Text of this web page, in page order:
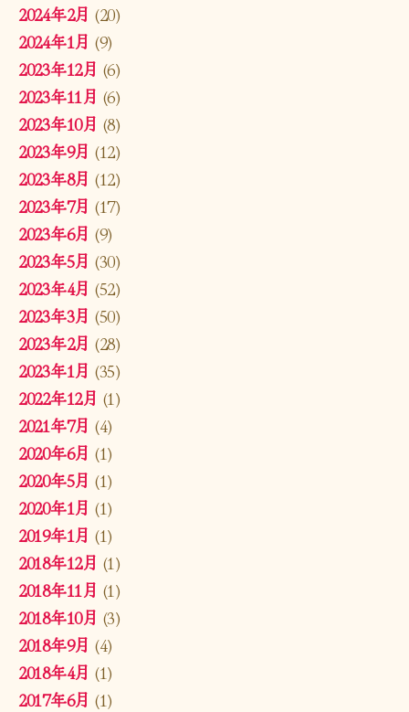
2024年2月 (20)
2024年1月 (9)
2023年12月 (6)
2023年11月 (6)
2023年10月 (8)
2023年9月 (12)
2023年8月 (12)
2023年7月 (17)
2023年6月 (9)
2023年5月 (30)
2023年4月 (52)
2023年3月 (50)
2023年2月 (28)
2023年1月 (35)
2022年12月 (1)
2021年7月 (4)
2020年6月 (1)
2020年5月 (1)
2020年1月 (1)
2019年1月 (1)
2018年12月 (1)
2018年11月 (1)
2018年10月 (3)
2018年9月 (4)
2018年4月 (1)
2017年6月 (1)